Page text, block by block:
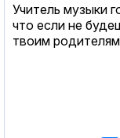
Учитель музыки
что если не
твоим